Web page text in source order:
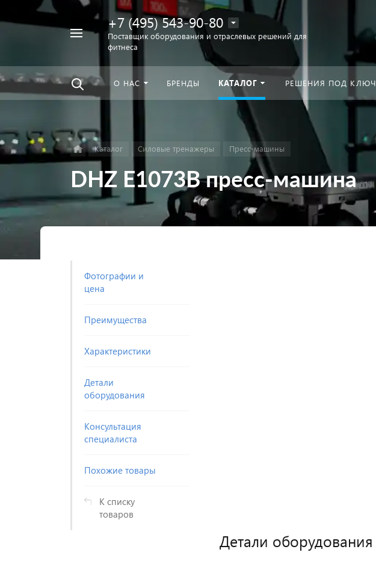
+7 (495) 543-90-80
Поставщик оборудования и отраслевых решений для
фитнеса
О НАС БРЕНДЫ КАТАЛОГ РЕШЕНИЯ ПОД КЛЮЧ
Каталог Силовые тренажеры Пресс-машины
DHZ E1073B пресс-машина
Фотографии и
цена
Преимущества
Характеристики
Детали
оборудования
Консультация
специалиста
Похожие товары
К списку
товаров
Детали оборудования